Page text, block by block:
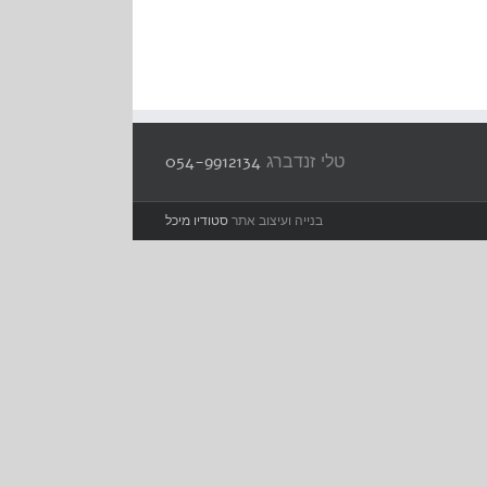
טלי זנדברג 054-9912134
בנייה ועיצוב אתרסטודיו מיכל